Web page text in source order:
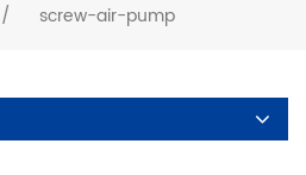
/ screw-air-pump